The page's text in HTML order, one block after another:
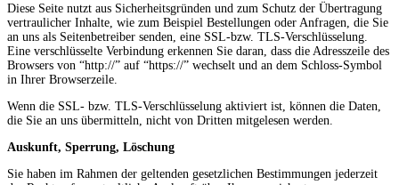
Diese Seite nutzt aus Sicherheitsgründen und zum Schutz der Übertragung
vertraulicher Inhalte, wie zum Beispiel Bestellungen oder Anfragen, die Sie
an uns als Seitenbetreiber senden, eine SSL-bzw. TLS-Verschlüsselung.
Eine verschlüsselte Verbindung erkennen Sie daran, dass die Adresszeile des
Browsers von “http://” auf “https://” wechselt und an dem Schloss-Symbol
in Ihrer Browserzeile.
Wenn die SSL- bzw. TLS-Verschlüsselung aktiviert ist, können die Daten,
die Sie an uns übermitteln, nicht von Dritten mitgelesen werden.
Auskunft, Sperrung, Löschung
Sie haben im Rahmen der geltenden gesetzlichen Bestimmungen jederzeit